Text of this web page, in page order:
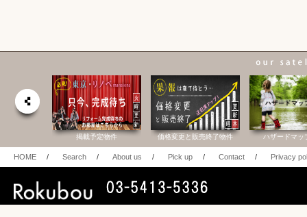
掲載予定物件 価格変更と販売終了物件 ハザードマッ
HOME / Search / About us / Pick up / Contact / Privacy